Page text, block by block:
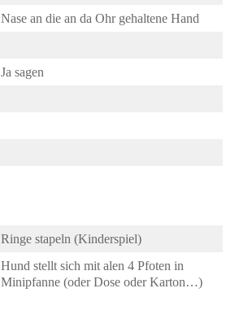
Nase an die an da Ohr gehaltene Hand
Ja sagen
Ringe stapeln (Kinderspiel)
Hund stellt sich mit alen 4 Pfoten in
Minipfanne (oder Dose oder Karton…)